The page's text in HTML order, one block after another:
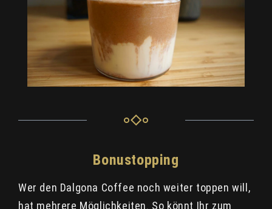
Bonustopping
Wer den Dalgona Coffee noch weiter toppen will,
hat mehrere Möglichkeiten. So könnt Ihr zum